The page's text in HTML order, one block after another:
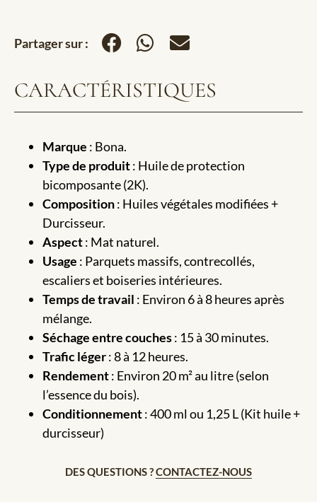
CARACTÉRISTIQUES
Marque : Bona.
Type de produit: Huile de protection
bicomposante (2K).
Composition: Huiles végétales modifiées +
Durcisseur.
Aspect: Mat naturel.
Usage : Parquets massifs, contrecollés,
escaliers et boiseries intérieures.
Temps de travail : Environ 6 à 8 heures après
mélange.
Séchage entre couches: 15 à 30 minutes.
Trafic léger: 8 à 12 heures.
Rendement: Environ 20 m² au litre (selon
l’essence du bois).
Conditionnement: 400 ml ou 1,25 L (Kit huile +
durcisseur)
DES QUESTIONS ?CONTACTEZ-NOUS
Partager sur :